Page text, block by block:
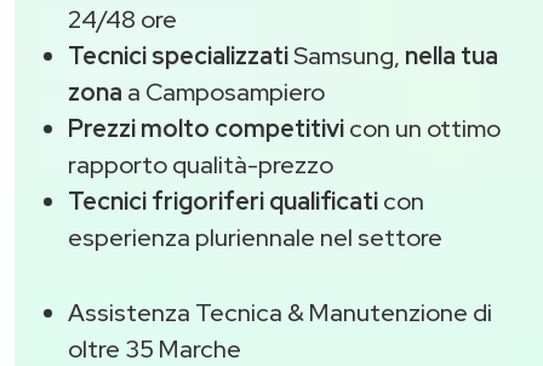
24/48 ore
Tecnici specializzatiSamsung, nella tua
zona a Camposampiero
Prezzi molto competitivicon un ottimo
rapporto qualità-prezzo
Tecnici frigoriferi qualificaticon
esperienza pluriennale nel settore
Assistenza Tecnica & Manutenzione di
oltre 35 Marche